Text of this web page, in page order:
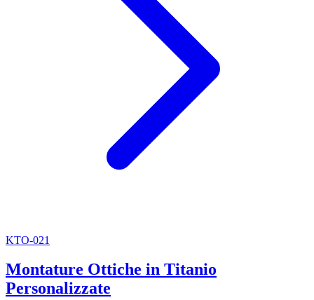
KTO-021
Montature Ottiche in Titanio
Personalizzate